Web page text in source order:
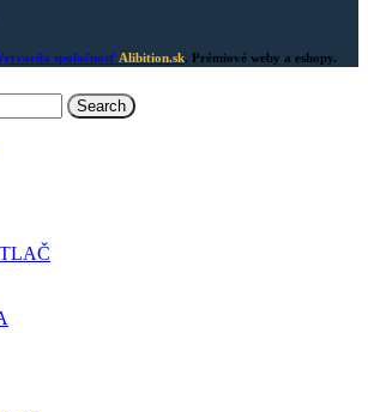
spoločnosť Alibition.sk. Prémiové weby a eshopy.
Search